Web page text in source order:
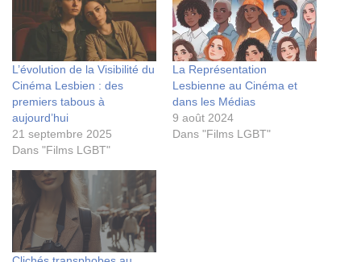
L’évolution de la Visibilité du
Cinéma Lesbien : des
premiers tabous à
aujourd’hui
21 septembre 2025
Dans "Films LGBT"
La Représentation
Lesbienne au Cinéma et
dans les Médias
9 août 2024
Dans "Films LGBT"